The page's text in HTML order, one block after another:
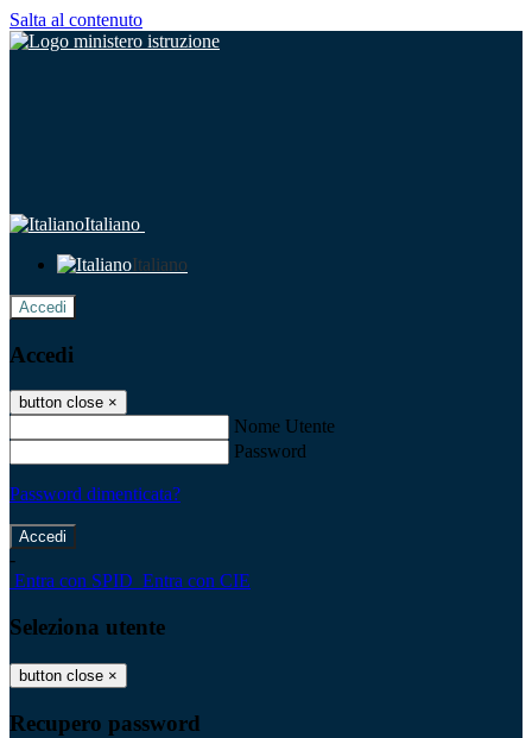
Salta al contenuto
Italiano
Italiano
Accedi
Accedi
button close ×
Nome Utente
Password
Password dimenticata?
-
Entra con SPID Entra con CIE
Seleziona utente
button close ×
Recupero password